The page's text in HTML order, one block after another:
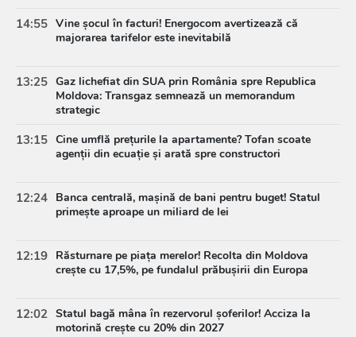
14:55 Vine șocul în facturi! Energocom avertizează că
majorarea tarifelor este inevitabilă
13:25 Gaz lichefiat din SUA prin România spre Republica
Moldova: Transgaz semnează un memorandum
strategic
13:15 Cine umflă prețurile la apartamente? Tofan scoate
agenții din ecuație și arată spre constructori
12:24 Banca centrală, mașină de bani pentru buget! Statul
primește aproape un miliard de lei
12:19 Răsturnare pe piața merelor! Recolta din Moldova
crește cu 17,5%, pe fundalul prăbușirii din Europa
12:02 Statul bagă mâna în rezervorul șoferilor! Acciza la
motorină crește cu 20% din 2027